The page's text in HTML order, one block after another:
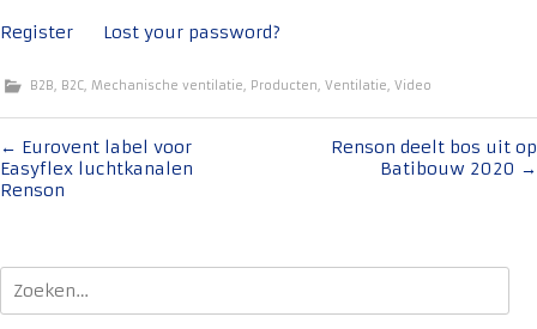
Register Lost your password?
B2B, B2C, Mechanische ventilatie, Producten, Ventilatie, Video
Bericht
navigatie
← Eurovent label voor
Easyflex luchtkanalen
Renson
Renson deelt bos uit op
Batibouw 2020 →
Zoeken
naar: